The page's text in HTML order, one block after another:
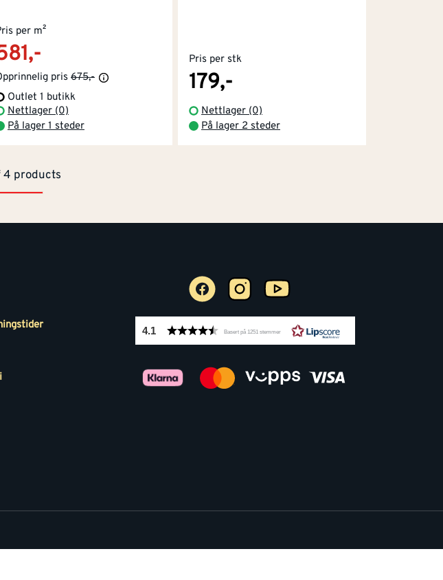
per m²
pris 675,-
Outlet 1 butikk
Nettlager (0)
På lager 1 steder
Pris per stk
179,-
Nettlager (0)
På lager 2 steder
4 products
4.1 Basert på 1251 stemmer